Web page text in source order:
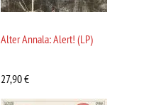
Alter Annala: Alert! (LP)
27,90€